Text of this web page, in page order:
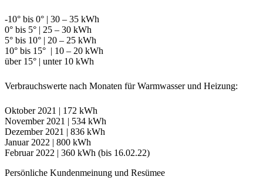
-10° bis 0° | 30 – 35 kWh
0° bis 5° | 25 – 30 kWh
5° bis 10° | 20 – 25 kWh
10° bis 15° | 10 – 20 kWh
über 15° | unter 10 kWh
Verbrauchswerte nach Monaten für Warmwasser und Heizung:
Oktober 2021 | 172 kWh
November 2021 | 534 kWh
Dezember 2021 | 836 kWh
Januar 2022 | 800 kWh
Februar 2022 | 360 kWh (bis 16.02.22)
Persönliche Kundenmeinung und Resümee